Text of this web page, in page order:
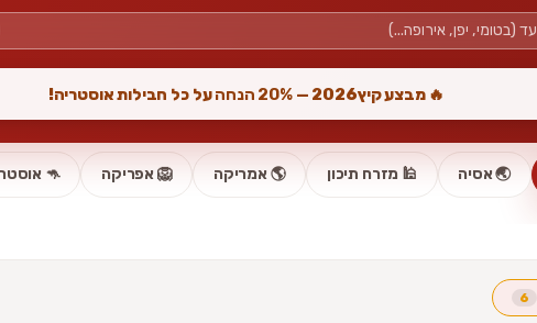
🔥 מבצע קיץ2026 — 20% הנחה על כל חבילות אוסטריה!
🌏 אסיה 🕌 מזרח תיכון 🌎 אמריקה 🦁 אפריקה 🦘
6